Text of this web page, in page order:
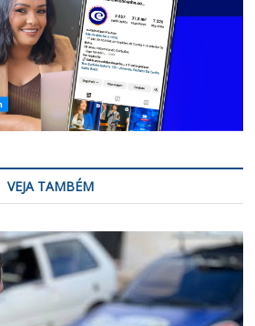
VEJA TAMBÉM